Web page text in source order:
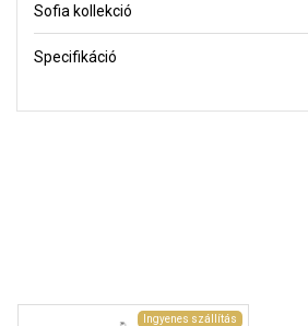
Sofia kollekció
Specifikáció
Ingyenes szállítás